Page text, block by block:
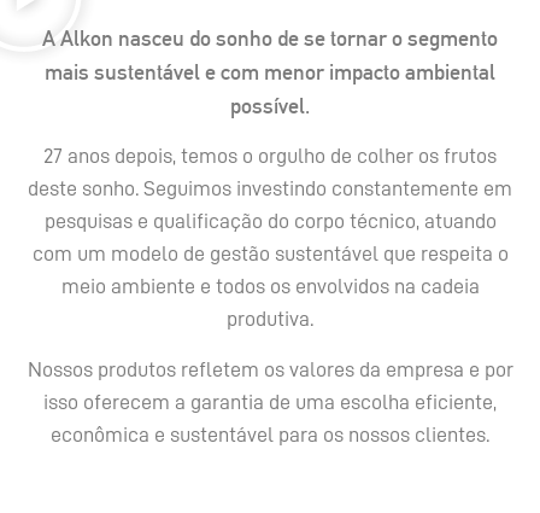
A Alkon nasceu do sonho de se tornar o segmento
mais sustentável e com menor impacto ambiental
possível.
27 anos depois, temos o orgulho de colher os frutos
deste sonho. Seguimos investindo constantemente em
pesquisas e qualificação do corpo técnico, atuando
com um modelo de gestão sustentável que respeita o
meio ambiente e todos os envolvidos na cadeia
produtiva.
Nossos produtos refletem os valores da empresa e por
isso oferecem a garantia de uma escolha eficiente,
econômica e sustentável para os nossos clientes.